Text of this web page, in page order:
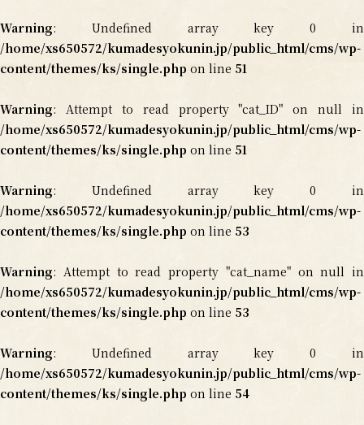
Warning: Undefined array key 0 in
/home/xs650572/kumadesyokunin.jp/public_html/cms/wp-
content/themes/ks/single.php on line 51
Warning: Attempt to read property "cat_ID" on null in
/home/xs650572/kumadesyokunin.jp/public_html/cms/wp-
content/themes/ks/single.php on line 51
Warning: Undefined array key 0 in
/home/xs650572/kumadesyokunin.jp/public_html/cms/wp-
content/themes/ks/single.php on line 53
Warning: Attempt to read property "cat_name" on null in
/home/xs650572/kumadesyokunin.jp/public_html/cms/wp-
content/themes/ks/single.php on line 53
Warning: Undefined array key 0 in
/home/xs650572/kumadesyokunin.jp/public_html/cms/wp-
content/themes/ks/single.php on line 54